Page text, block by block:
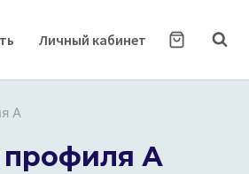
Личный кабинет
А
профиля А